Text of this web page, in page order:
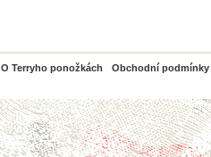
O Terryho ponožkách Obchodní podmínky
PayPal